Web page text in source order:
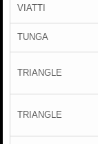
VIATTI
TUNGA
TRIANGLE
TRIANGLE